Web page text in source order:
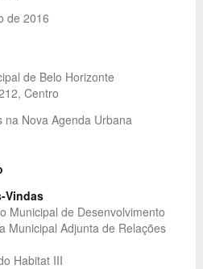
de 2016
de Belo Horizonte
Centro
Nova Agenda Urbana
Vindas
Municipal de Desenvolvimento
Municipal Adjunta de Relações
Habitat III